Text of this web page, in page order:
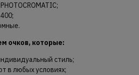
очков, которые:
стиль;
в любых условиях;